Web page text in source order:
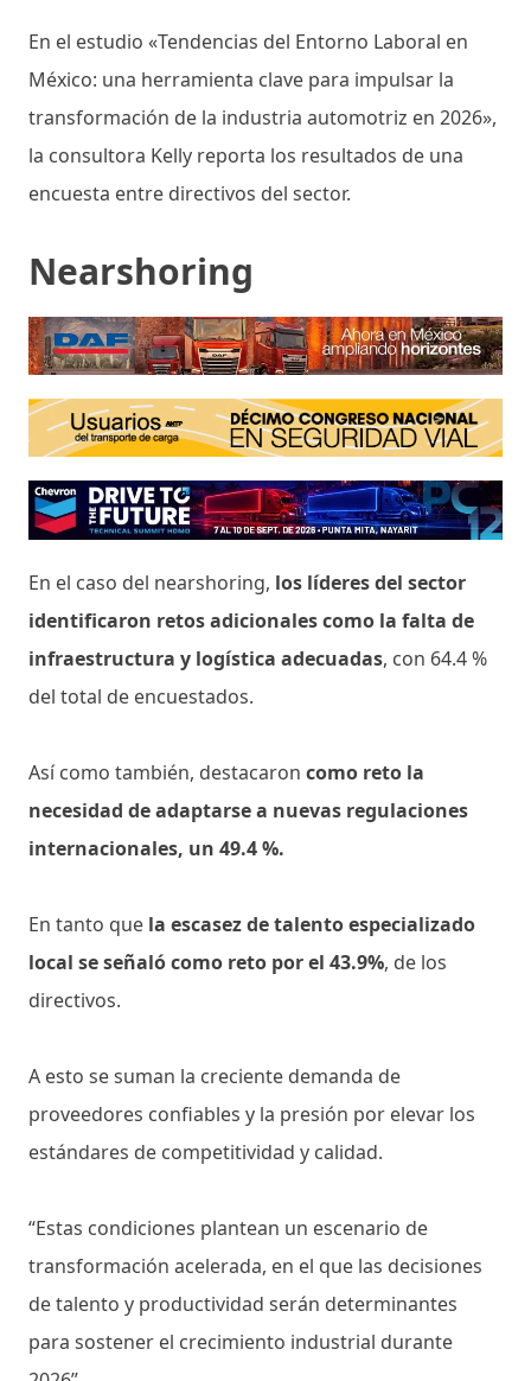
En el estudio «Tendencias del Entorno Laboral en
México: una herramienta clave para impulsar la
transformación de la industria automotriz en 2026»,
la consultora Kelly reporta los resultados de una
encuesta entre directivos del sector.
Nearshoring
En el caso del nearshoring, los líderes del sector
identificaron retos adicionales como la falta de
infraestructura y logística adecuadas, con 64.4 %
del total de encuestados.
Así como también, destacaron como reto la
necesidad de adaptarse a nuevas regulaciones
internacionales, un 49.4 %.
En tanto que la escasez de talento especializado
local se señaló como reto por el 43.9%, de los
directivos.
A esto se suman la creciente demanda de
proveedores confiables y la presión por elevar los
estándares de competitividad y calidad.
“Estas condiciones plantean un escenario de
transformación acelerada, en el que las decisiones
de talento y productividad serán determinantes
para sostener el crecimiento industrial durante